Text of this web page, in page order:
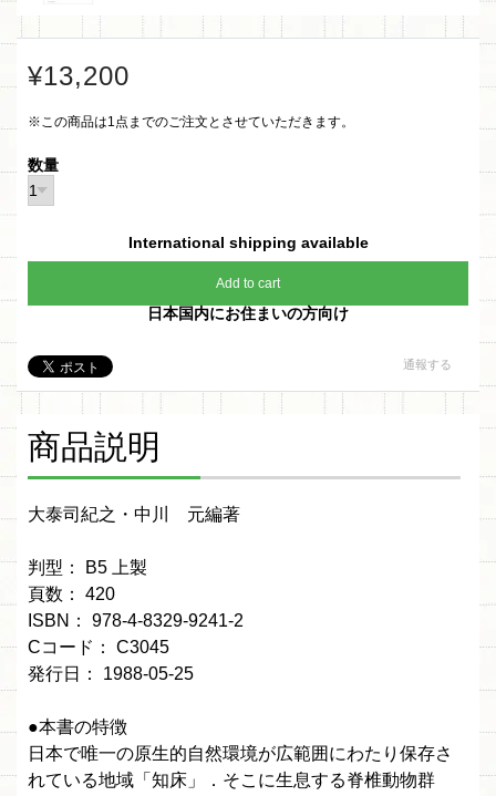
¥13,200
※この商品は1点までのご注文とさせていただきます。
数量
International shipping available
Add to cart
日本国内にお住まいの方向け
通報する
商品説明
大泰司紀之・中川 元編著
判型： B5 上製
頁数： 420
ISBN： 978-4-8329-9241-2
Cコード： C3045
発行日： 1988-05-25
●本書の特徴
日本で唯一の原生的自然環境が広範囲にわたり保存さ
れている地域「知床」．そこに生息する脊椎動物群